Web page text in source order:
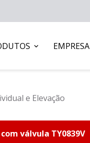
EMPRESA
e Elevação
válvula TY0839V